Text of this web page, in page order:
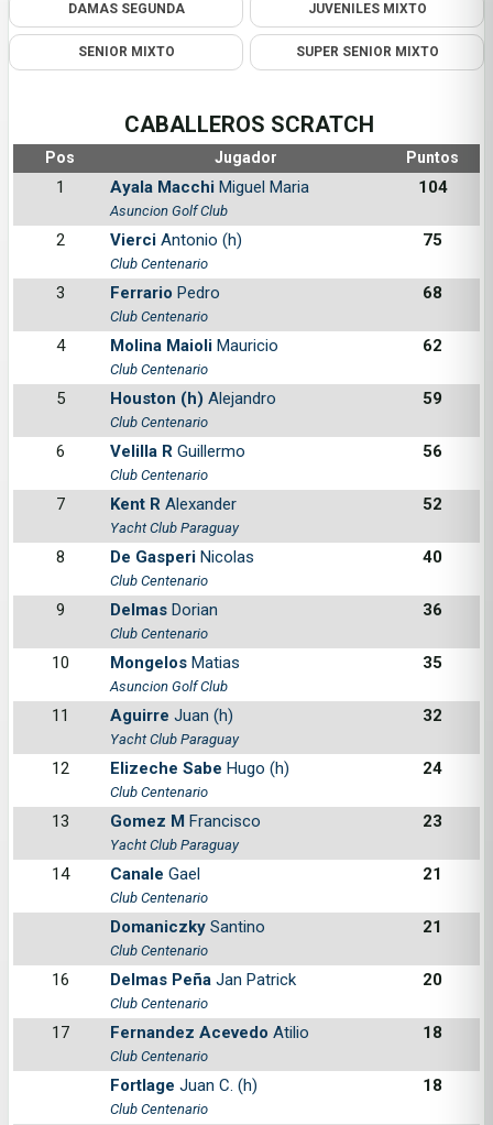
DAMAS SEGUNDA JUVENILES MIXTO
SENIOR MIXTO SUPER SENIOR MIXTO
CABALLEROS SCRATCH
Pos Jugador Puntos
1 Ayala MacchiMiguel Maria
Asuncion Golf Club
104
2 VierciAntonio (h)
Club Centenario
75
3 Ferrario Pedro
Club Centenario
68
4 Molina MaioliMauricio
Club Centenario
62
5 Houston (h) Alejandro
Club Centenario
59
6 Velilla RGuillermo
Club Centenario
56
7 Kent RAlexander
Yacht Club Paraguay
52
8 De GasperiNicolas
Club Centenario
40
9 DelmasDorian
Club Centenario
36
10 MongelosMatias
Asuncion Golf Club
35
11 Aguirre Juan (h)
Yacht Club Paraguay
32
12 Elizeche Sabe Hugo (h)
Club Centenario
24
13 Gomez MFrancisco
Yacht Club Paraguay
23
14 Canale Gael
Club Centenario
21
DomaniczkySantino
Club Centenario
21
16 Delmas PeñaJan Patrick
Club Centenario
20
17 Fernandez Acevedo Atilio
Club Centenario
18
Fortlage Juan C. (h)
Club Centenario
18